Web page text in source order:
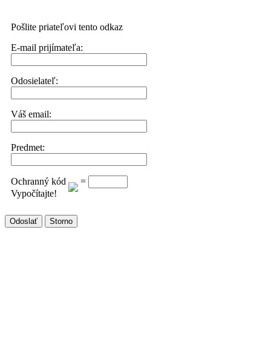
Pošlite priateľovi tento odkaz
E-mail prijímateľa:
Odosielateľ:
Váš email:
Predmet:
Ochranný kód
=
Vypočítajte!
Odoslať Storno